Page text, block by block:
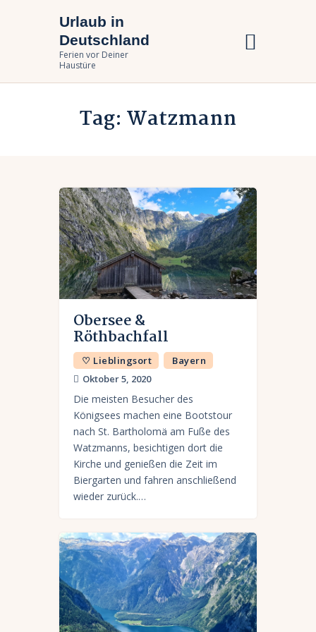
Urlaub in
Deutschland
Ferien vor Deiner
Haustüre
Tag: Watzmann
Urlaub in Deutschland
Ferien vor Deiner Haustüre
Urlaub zuhause
Bundesländer
Obersee &
Röthbachfall
♡ Lieblingsort
Bayern
Oktober 5, 2020
Die meisten Besucher des
Königsees machen eine Bootstour
nach St. Bartholomä am Fuße des
Watzmanns, besichtigen dort die
Kirche und genießen die Zeit im
Biergarten und fahren anschließend
wieder zurück.…